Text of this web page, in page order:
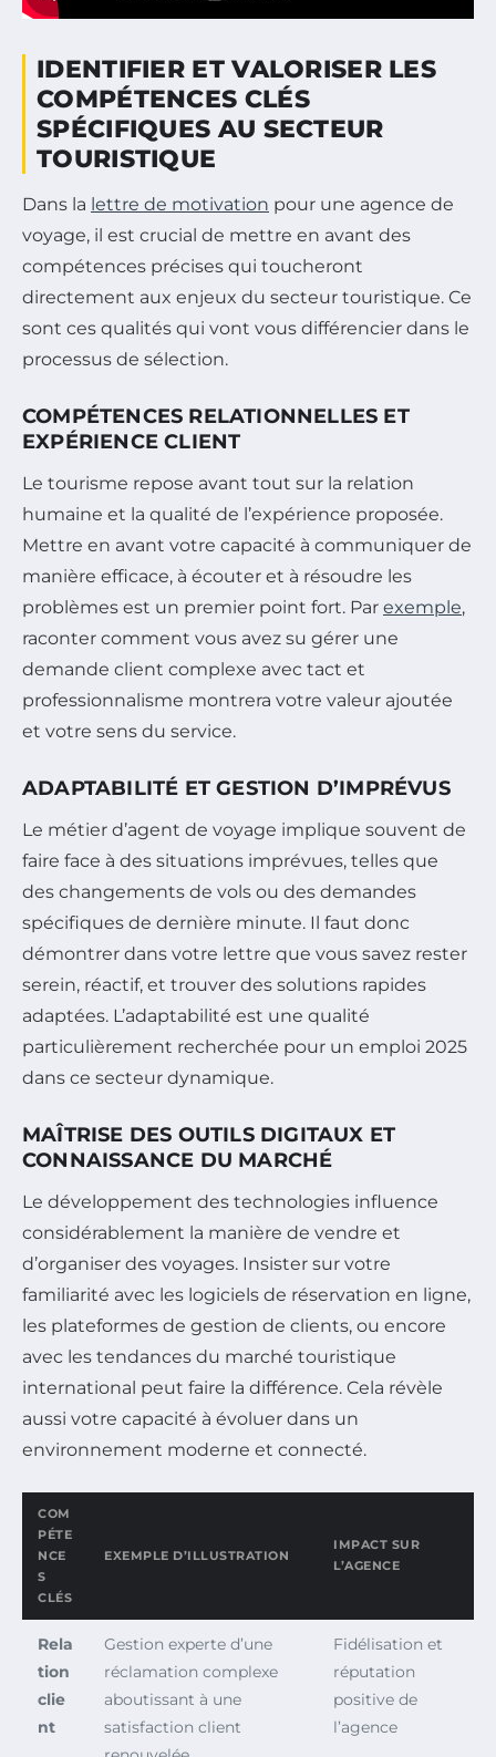
IDENTIFIER ET VALORISER LES
COMPÉTENCES CLÉS
SPÉCIFIQUES AU SECTEUR
TOURISTIQUE
Dans la lettre de motivation pour une agence de
voyage, il est crucial de mettre en avant des
compétences précises qui toucheront
directement aux enjeux du secteur touristique. Ce
sont ces qualités qui vont vous différencier dans le
processus de sélection.
COMPÉTENCES RELATIONNELLES ET
EXPÉRIENCE CLIENT
Le tourisme repose avant tout sur la relation
humaine et la qualité de l’expérience proposée.
Mettre en avant votre capacité à communiquer de
manière efficace, à écouter et à résoudre les
problèmes est un premier point fort. Par exemple,
raconter comment vous avez su gérer une
demande client complexe avec tact et
professionnalisme montrera votre valeur ajoutée
et votre sens du service.
ADAPTABILITÉ ET GESTION D’IMPRÉVUS
Le métier d’agent de voyage implique souvent de
faire face à des situations imprévues, telles que
des changements de vols ou des demandes
spécifiques de dernière minute. Il faut donc
démontrer dans votre lettre que vous savez rester
serein, réactif, et trouver des solutions rapides
adaptées. L’adaptabilité est une qualité
particulièrement recherchée pour un emploi 2025
dans ce secteur dynamique.
MAÎTRISE DES OUTILS DIGITAUX ET
CONNAISSANCE DU MARCHÉ
Le développement des technologies influence
considérablement la manière de vendre et
d’organiser des voyages. Insister sur votre
familiarité avec les logiciels de réservation en ligne,
les plateformes de gestion de clients, ou encore
avec les tendances du marché touristique
international peut faire la différence. Cela révèle
aussi votre capacité à évoluer dans un
environnement moderne et connecté.
COM
PÉTE
NCE
S
CLÉS
EXEMPLE D’ILLUSTRATION
IMPACT SUR
L’AGENCE
Rela
tion
clie
nt
Gestion experte d’une
réclamation complexe
aboutissant à une
satisfaction client
Fidélisation et
réputation
positive de
l’agence